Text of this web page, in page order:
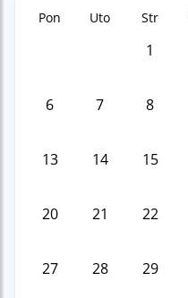
Pon Uto Str
1
6 7 8
13 14 15
20 21 22
27 28 29